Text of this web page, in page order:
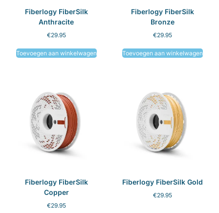
Fiberlogy FiberSilk
Anthracite
€29.95
Toevoegen aan winkelwagen
Fiberlogy FiberSilk
Bronze
€29.95
Toevoegen aan winkelwagen
Fiberlogy FiberSilk
Copper
€29.95
Fiberlogy FiberSilk Gold
€29.95